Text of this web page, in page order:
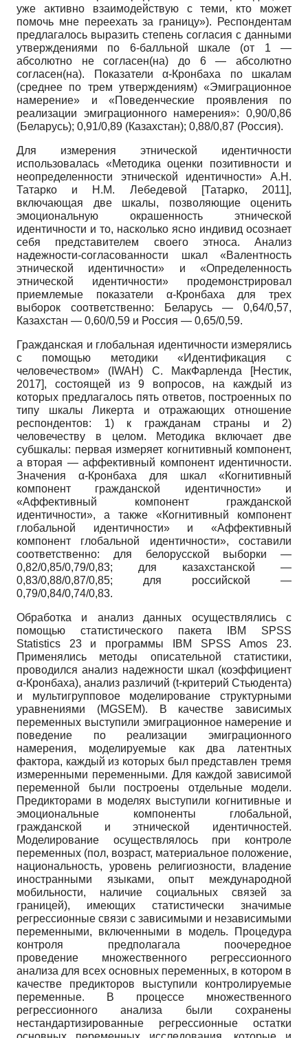
уже активно взаимодействую с теми, кто может
помочь мне переехать за границу»). Респондентам
предлагалось выразить степень согласия с данными
утверждениями по 6-балльной шкале (от 1 —
абсолютно не согласен(на) до 6 — абсолютно
согласен(на). Показатели α-Кронбаха по шкалам
(среднее по трем утверждениям) «Эмиграционное
намерение» и «Поведенческие проявления по
реализации эмиграционного намерения»: 0,90/0,86
(Беларусь); 0,91/0,89 (Казахстан); 0,88/0,87 (Россия).
Для измерения этнической идентичности
использовалась «Методика оценки позитивности и
неопределенности этнической идентичности» А.Н.
Татарко и Н.М. Лебедевой
[Татарко, 2011],
включающая две шкалы, позволяющие оценить
эмоциональную окрашенность этнической
идентичности и то, насколько ясно индивид осознает
себя представителем своего этноса. Анализ
надежности-согласованности шкал «Валентность
этнической идентичности» и «Определенность
этнической идентичности» продемонстрировал
приемлемые показатели α-Кронбаха для трех
выборок соответственно: Беларусь — 0,64/0,57,
Казахстан — 0,60/0,59 и Россия — 0,65/0,59.
Гражданская и глобальная идентичности измерялись
с помощью методики «Идентификация с
человечеством» (IWAH) С. МакФарленда
[Нестик,
2017], состоящей из 9 вопросов, на каждый из
которых предлагалось пять ответов, построенных по
типу шкалы Ликерта и отражающих отношение
респондентов: 1) к гражданам страны и 2)
человечеству в целом. Методика включает две
субшкалы: первая измеряет когнитивный компонент,
а вторая — аффективный компонент идентичности.
Значения α-Кронбаха для шкал «Когнитивный
компонент гражданской идентичности» и
«Аффективный компонент гражданской
идентичности», а также «Когнитивный компонент
глобальной идентичности» и «Аффективный
компонент глобальной идентичности», составили
соответственно: для белорусской выборки —
0,82/0,85/0,79/0,83; для казахстанской —
0,83/0,88/0,87/0,85; для российской —
0,79/0,84/0,74/0,83.
Обработка и анализ данных осуществлялись с
помощью статистического пакета IBM SPSS
Statistics 23 и программы IBM SPSS Amos 23.
Применялись методы описательной статистики,
проводился анализ надежности шкал (коэффициент
α-Кронбаха), анализ различий (t-критерий Cтьюдента)
и мультигрупповое моделирование структурными
уравнениями (MGSEM). В качестве зависимых
переменных выступили эмиграционное намерение и
поведение по реализации эмиграционного
намерения, моделируемые как два латентных
фактора, каждый из которых был представлен тремя
измеренными переменными. Для каждой зависимой
переменной были построены отдельные модели.
Предикторами в моделях выступили когнитивные и
эмоциональные компоненты глобальной,
гражданской и этнической идентичностей.
Моделирование осуществлялось при контроле
переменных (пол, возраст, материальное положение,
национальность, уровень религиозности, владение
иностранными языками, опыт международной
мобильности, наличие социальных связей за
границей), имеющих статистически значимые
регрессионные связи с зависимыми и независимыми
переменными, включенными в модель. Процедура
контроля предполагала поочередное
проведение множественного регрессионного
анализа для всех основных переменных, в котором в
качестве предикторов выступили контролируемые
переменные. В процессе множественного
регрессионного анализа были сохранены
нестандартизированные регрессионные остатки